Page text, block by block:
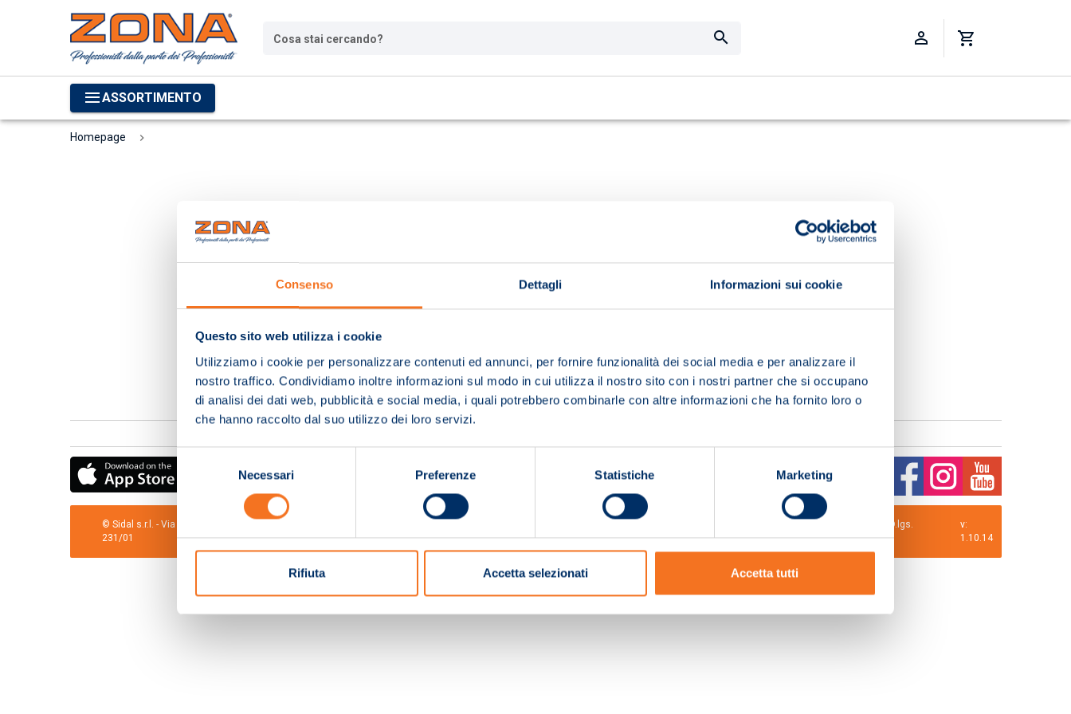
Consenso Dettagli Informazioni sui cookie
Questo sito web utilizza i cookie
Utilizziamo i cookie per personalizzare contenuti ed annunci, per fornire funzionalità dei social media e per analizzare il
nostro traffico. Condividiamo inoltre informazioni sul modo in cui utilizza il nostro sito con i nostri partner che si occupano
di analisi dei dati web, pubblicità e social media, i quali potrebbero combinarle con altre informazioni che ha fornito loro o
che hanno raccolto dal suo utilizzo dei loro servizi.
Selezione
consenso
Necessari Preferenze Statistiche Marketing
Rifiuta Accetta selezionati Accetta tutti
Cosa stai cercando?
ASSORTIMENTO
Homepage
© Sidal s.r.l. - Via S.Agostino,50, 51100 Pistoia - Cod.Fisc. e Registro Imprese Pistoia 01680210505 – R.E.A. n.155974 - Cap.Soc. € 2.000.000,00 i.v. La Società adotta il Codice Etico D.lgs.
231/01
v:
1.10.14